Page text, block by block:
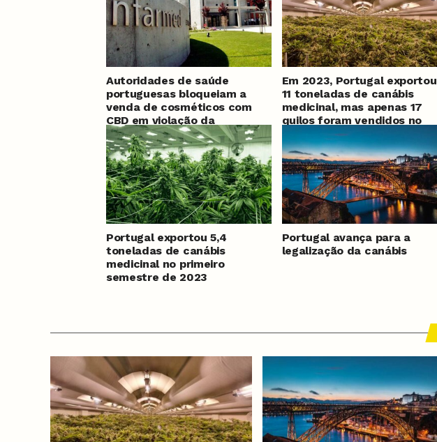
Autoridades de saúde
portuguesas bloqueiam a
venda de cosméticos com
CBD em violação da
legislação da UE
Em 2023, Portugal exportou
11 toneladas de canábis
medicinal, mas apenas 17
quilos foram vendidos no
Portugal exportou 5,4
toneladas de canábis
medicinal no primeiro
semestre de 2023
Portugal avança para a
legalização da canábis